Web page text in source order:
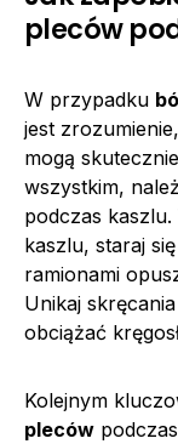
pleców
W przypadku
jest
mogą
wszystkim,
podczas
kaszlu, staraj
ramionami
Unikaj
obciążać
Kolejnym
pleców